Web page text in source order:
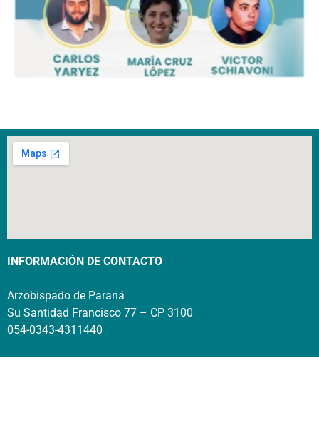
INFORMACIÓN DE CONTACTO
Arzobispado de Paraná
Su Santidad Francisco 77 – CP 3100
054-0343-4311440